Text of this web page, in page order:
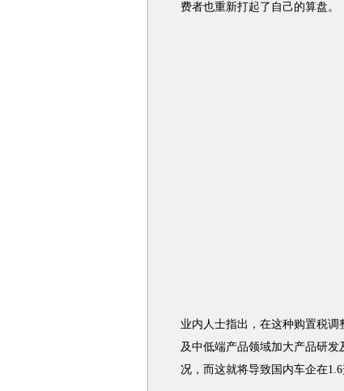
费者也重新打起了自己的算盘。
业内人士指出，在这种购置税
及中低端产品领域加大产品研
况，而这就将导致国内车企在